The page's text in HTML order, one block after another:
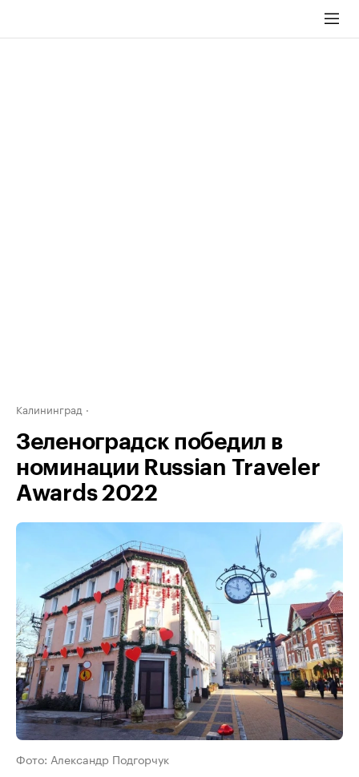
Калининград
Зеленоградск победил в
номинации Russian Traveler
Awards 2022
Фото: Александр Подгорчук